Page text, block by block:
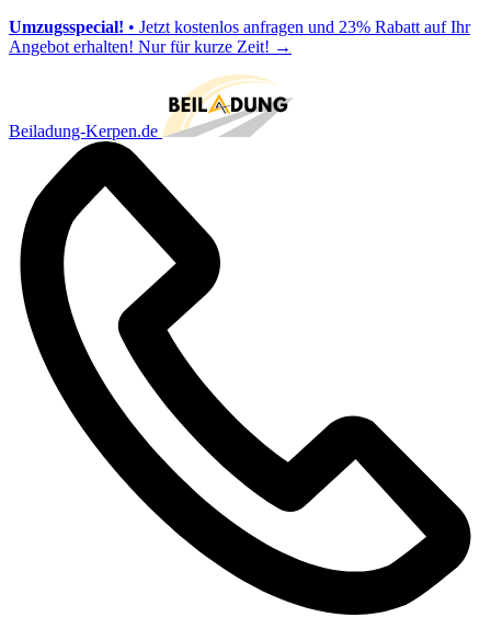
Umzugsspecial! • Jetzt kostenlos anfragen und 23% Rabatt auf Ihr
Angebot erhalten! Nur für kurze Zeit! →
Beiladung-Kerpen.de